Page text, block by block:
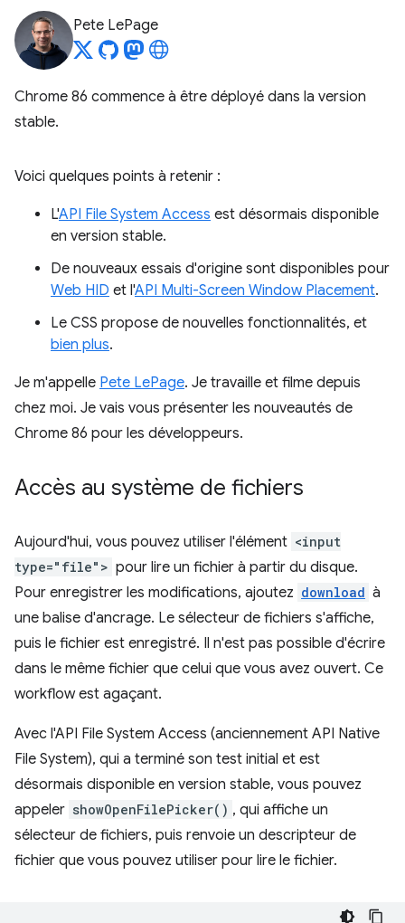
Pete LePage
Chrome 86 commence à être déployé dans la version
stable.
Voici quelques points à retenir :
L'API File System Access est désormais disponible
en version stable.
De nouveaux essais d'origine sont disponibles pour
Web HID et l'API Multi-Screen Window Placement.
Le CSS propose de nouvelles fonctionnalités, et
bien plus.
Je m'appelle Pete LePage. Je travaille et filme depuis
chez moi. Je vais vous présenter les nouveautés de
Chrome 86 pour les développeurs.
Accès au système de fichiers
Aujourd'hui, vous pouvez utiliser l'élément <input
type="file"> pour lire un fichier à partir du disque.
Pour enregistrer les modifications, ajoutez download à
une balise d'ancrage. Le sélecteur de fichiers s'affiche,
puis le fichier est enregistré. Il n'est pas possible d'écrire
dans le même fichier que celui que vous avez ouvert. Ce
workflow est agaçant.
Avec l'API File System Access (anciennement API Native
File System), qui a terminé son test initial et est
désormais disponible en version stable, vous pouvez
appeler showOpenFilePicker() , qui affiche un
sélecteur de fichiers, puis renvoie un descripteur de
fichier que vous pouvez utiliser pour lire le fichier.